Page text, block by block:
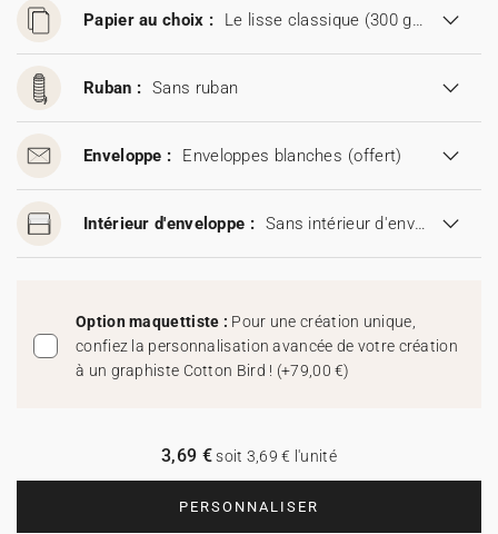
Papier au choix : Le lisse classique (300 g/m²)
Ruban : Sans ruban
Enveloppe : Enveloppes blanches (offert)
Intérieur d'enveloppe : Sans intérieur d'enveloppe
Option maquettiste : Pour une création unique,
confiez la personnalisation avancée de votre création
à un graphiste Cotton Bird ! (+79,00 €)
PERSONNALISER
3,69 €soit 3,69 € l'unité